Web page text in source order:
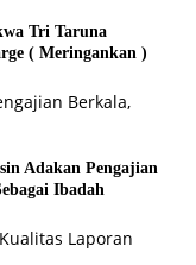
Tri Taruna
( Meringankan )
Adakan Pengajian
Ibadah